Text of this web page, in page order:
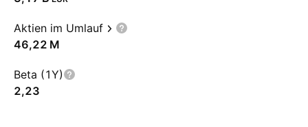
Aktien im Umlauf
‪46,22 M‬
Beta (1Y)
2,23